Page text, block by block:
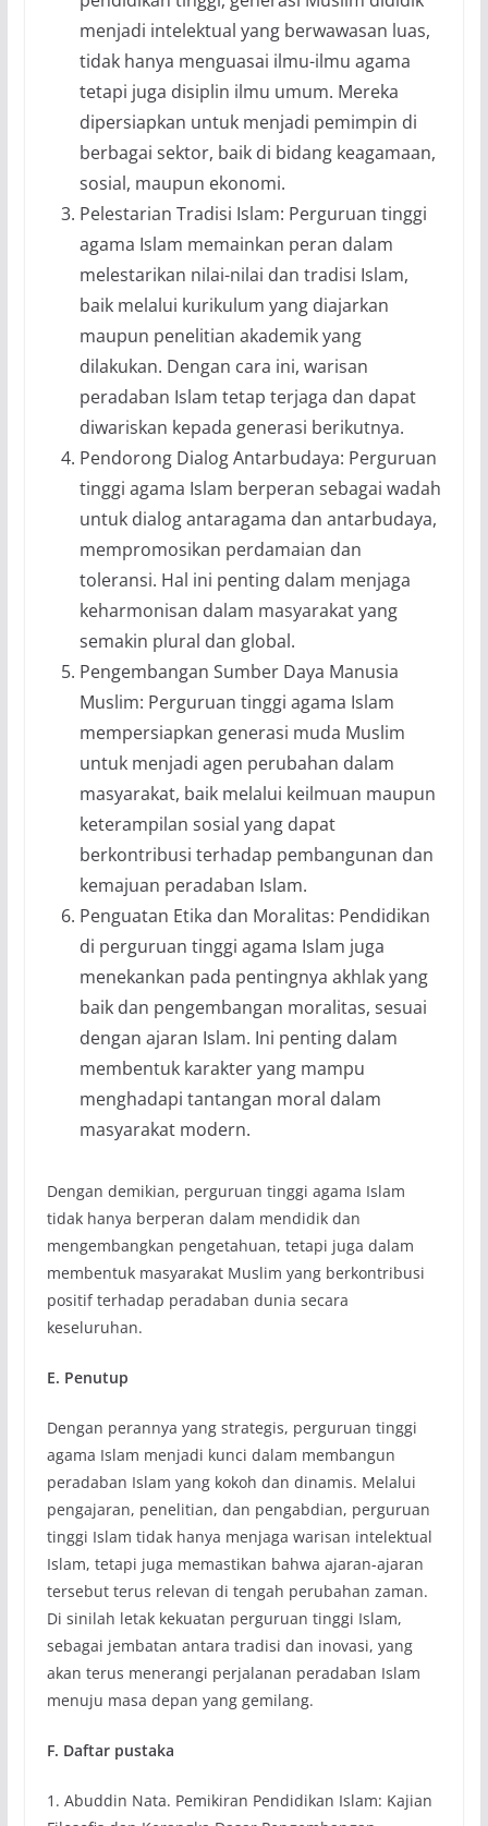
menjadi intelektual yang berwawasan luas,
tidak hanya menguasai ilmu-ilmu agama
tetapi juga disiplin ilmu umum. Mereka
dipersiapkan untuk menjadi pemimpin di
berbagai sektor, baik di bidang keagamaan,
sosial, maupun ekonomi.
Pelestarian Tradisi Islam: Perguruan tinggi
agama Islam memainkan peran dalam
melestarikan nilai-nilai dan tradisi Islam,
baik melalui kurikulum yang diajarkan
maupun penelitian akademik yang
dilakukan. Dengan cara ini, warisan
peradaban Islam tetap terjaga dan dapat
diwariskan kepada generasi berikutnya.
Pendorong Dialog Antarbudaya: Perguruan
tinggi agama Islam berperan sebagai wadah
untuk dialog antaragama dan antarbudaya,
mempromosikan perdamaian dan
toleransi. Hal ini penting dalam menjaga
keharmonisan dalam masyarakat yang
semakin plural dan global.
Pengembangan Sumber Daya Manusia
Muslim: Perguruan tinggi agama Islam
mempersiapkan generasi muda Muslim
untuk menjadi agen perubahan dalam
masyarakat, baik melalui keilmuan maupun
keterampilan sosial yang dapat
berkontribusi terhadap pembangunan dan
kemajuan peradaban Islam.
Penguatan Etika dan Moralitas: Pendidikan
di perguruan tinggi agama Islam juga
menekankan pada pentingnya akhlak yang
baik dan pengembangan moralitas, sesuai
dengan ajaran Islam. Ini penting dalam
membentuk karakter yang mampu
menghadapi tantangan moral dalam
masyarakat modern.
Dengan demikian, perguruan tinggi agama Islam
tidak hanya berperan dalam mendidik dan
mengembangkan pengetahuan, tetapi juga dalam
membentuk masyarakat Muslim yang berkontribusi
positif terhadap peradaban dunia secara
keseluruhan.
E. Penutup
Dengan perannya yang strategis, perguruan tinggi
agama Islam menjadi kunci dalam membangun
peradaban Islam yang kokoh dan dinamis. Melalui
pengajaran, penelitian, dan pengabdian, perguruan
tinggi Islam tidak hanya menjaga warisan intelektual
Islam, tetapi juga memastikan bahwa ajaran-ajaran
tersebut terus relevan di tengah perubahan zaman.
Di sinilah letak kekuatan perguruan tinggi Islam,
sebagai jembatan antara tradisi dan inovasi, yang
akan terus menerangi perjalanan peradaban Islam
menuju masa depan yang gemilang.
F. Daftar pustaka
1. Abuddin Nata. Pemikiran Pendidikan Islam: Kajian